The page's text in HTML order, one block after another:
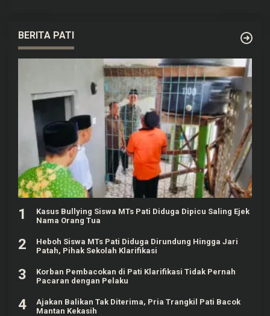
BERITA PATI
1
Kasus Bullying Siswa MTs Pati Diduga Dipicu Saling Ejek
Nama Orang Tua
2
Heboh Siswa MTs Pati Diduga Dirundung Hingga Jari
Patah, Pihak Sekolah Klarifikasi
3
Korban Pembacokan di Pati Klarifikasi Tidak Pernah
Pacaran dengan Pelaku
4
Ajakan Balikan Tak Diterima, Pria Trangkil Pati Bacok
Mantan Kekasih